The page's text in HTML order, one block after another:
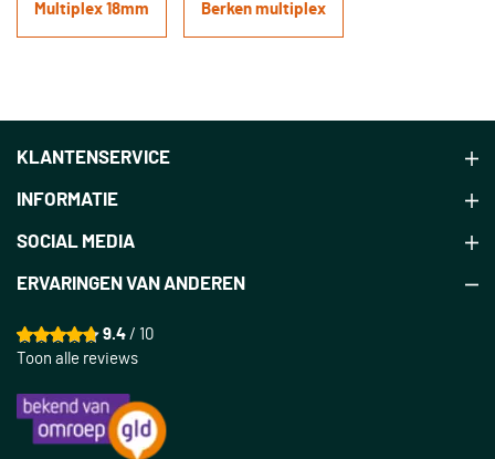
Multiplex 18mm Berken multiplex
KLANTENSERVICE
INFORMATIE
SOCIAL MEDIA
ERVARINGEN VAN ANDEREN
9.4/ 10
Toon alle reviews